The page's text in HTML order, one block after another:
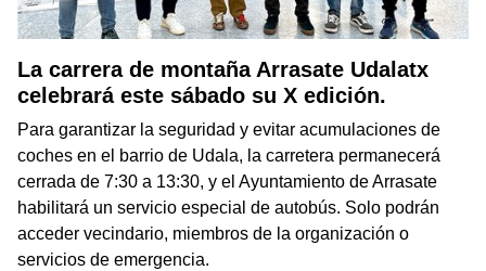
La carrera de montaña Arrasate Udalatx
celebrará este sábado su X edición.
Para garantizar la seguridad y evitar acumulaciones de
coches en el barrio de Udala, la carretera permanecerá
cerrada de 7:30 a 13:30, y el Ayuntamiento de Arrasate
habilitará un servicio especial de autobús. Solo podrán
acceder vecindario, miembros de la organización o
servicios de emergencia.